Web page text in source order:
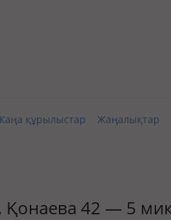
құрылыстар Жаңалықтар
Қонаева 42 — 5